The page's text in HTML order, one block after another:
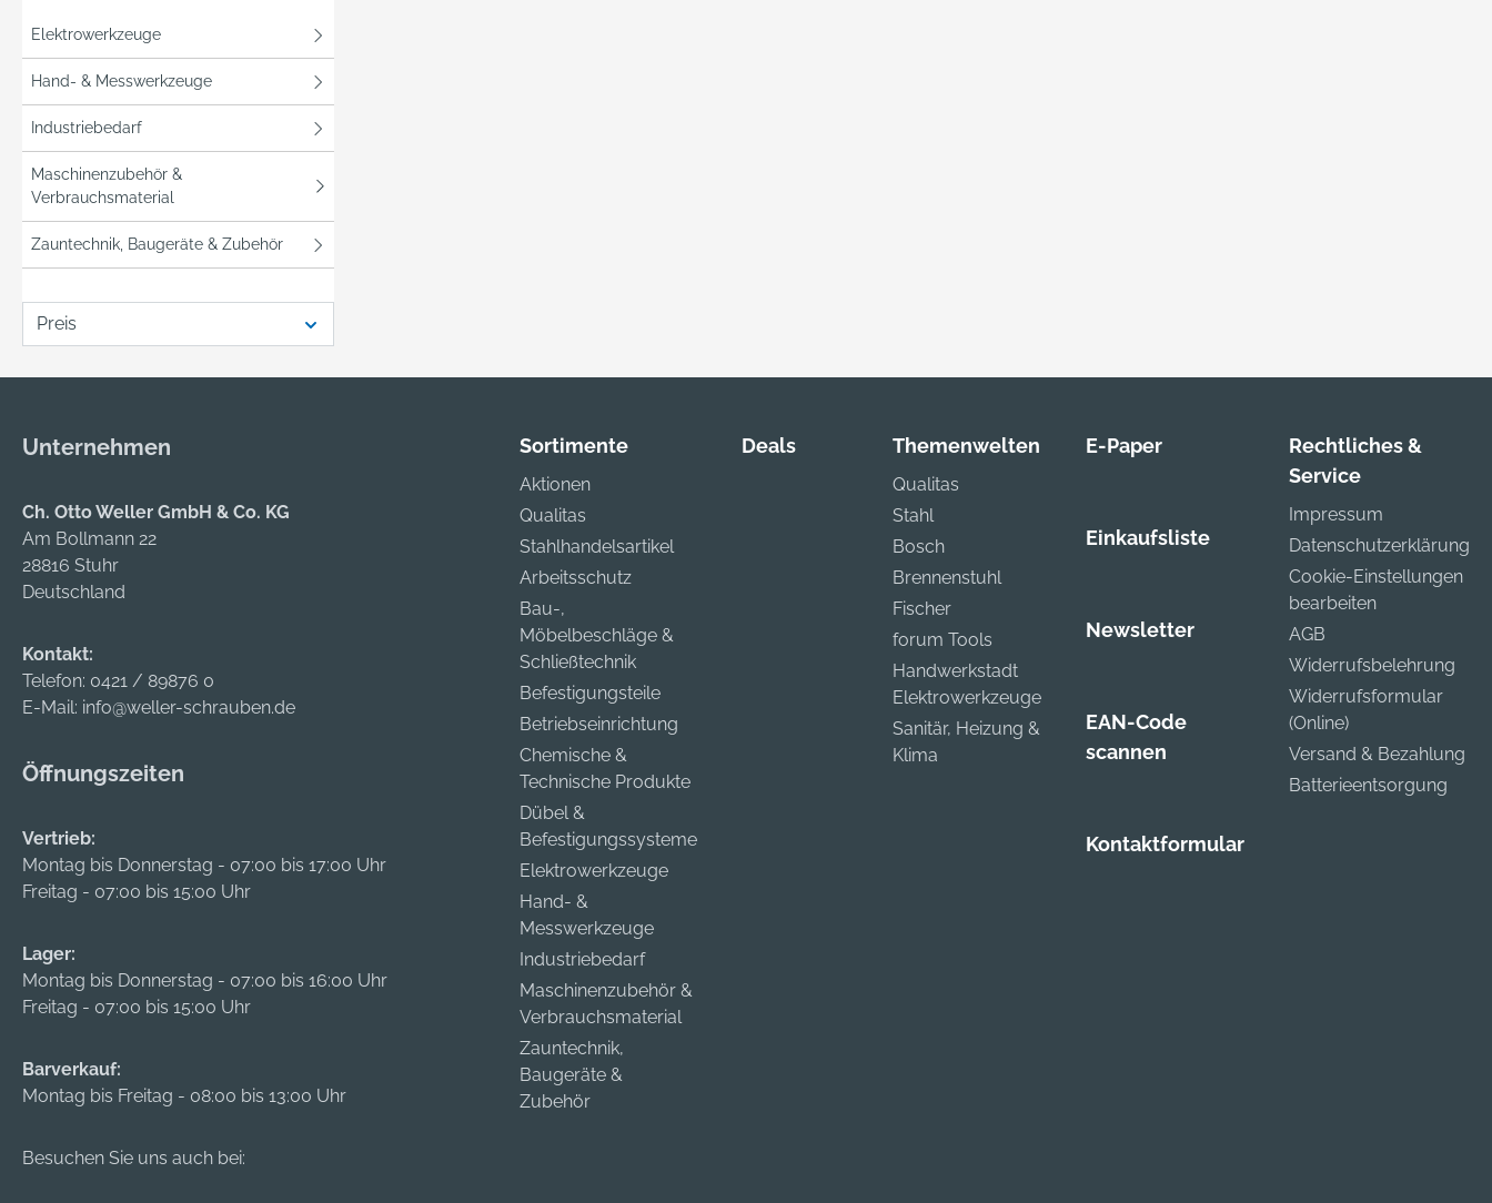
Elektrowerkzeuge
Hand- & Messwerkzeuge
Industriebedarf
Maschinenzubehör &
Verbrauchsmaterial
Zauntechnik, Baugeräte & Zubehör
Preis
Unternehmen
Ch. Otto Weller GmbH & Co. KG
Am Bollmann 22
28816 Stuhr
Deutschland
Kontakt:
Telefon: 0421 / 89876 0
E-Mail: info@weller-schrauben.de
Öffnungszeiten
Vertrieb:
Montag bis Donnerstag - 07:00 bis 17:00 Uhr
Freitag - 07:00 bis 15:00 Uhr
Lager:
Montag bis Donnerstag - 07:00 bis 16:00 Uhr
Freitag - 07:00 bis 15:00 Uhr
Barverkauf:
Montag bis Freitag - 08:00 bis 13:00 Uhr
Besuchen Sie uns auch bei:
Sortimente
Aktionen
Qualitas
Stahlhandelsartikel
Arbeitsschutz
Bau-,
Möbelbeschläge &
Schließtechnik
Befestigungsteile
Betriebseinrichtung
Chemische &
Technische Produkte
Dübel &
Befestigungssysteme
Elektrowerkzeuge
Hand- &
Messwerkzeuge
Industriebedarf
Maschinenzubehör &
Verbrauchsmaterial
Zauntechnik,
Baugeräte &
Zubehör
Deals Themenwelten
Qualitas
Stahl
Bosch
Brennenstuhl
Fischer
forum Tools
Handwerkstadt
Elektrowerkzeuge
Sanitär, Heizung &
Klima
E-Paper
Einkaufsliste
Newsletter
EAN-Code
scannen
Kontaktformular
Rechtliches &
Service
Impressum
Datenschutzerklärung
Cookie-Einstellungen
bearbeiten
AGB
Widerrufsbelehrung
Widerrufsformular
(Online)
Versand & Bezahlung
Batterieentsorgung